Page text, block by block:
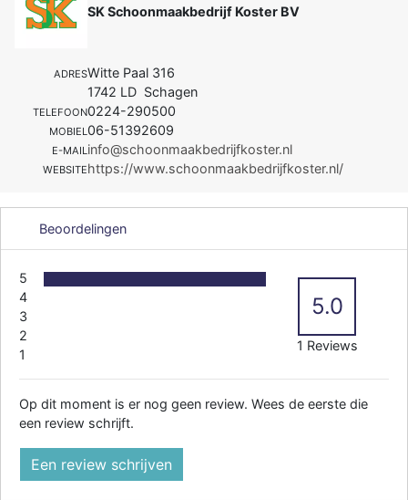
SK Schoonmaakbedrijf Koster BV
ADRESWitte Paal 316
1742 LD Schagen
TELEFOON0224-290500
MOBIEL06-51392609
E-MAILinfo@schoonmaakbedrijfkoster.nl
WEBSITEhttps://www.schoonmaakbedrijfkoster.nl/
Beoordelingen
5
4
3
2
1
5.0
1 Reviews
Op dit moment is er nog geen review. Wees de eerste die
een review schrijft.
Een review schrijven